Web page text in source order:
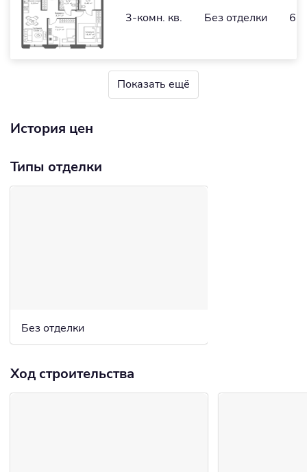
3-комн. кв. Без отделки
Показать ещё
История цен
Типы отделки
Без отделки
Ход строительства